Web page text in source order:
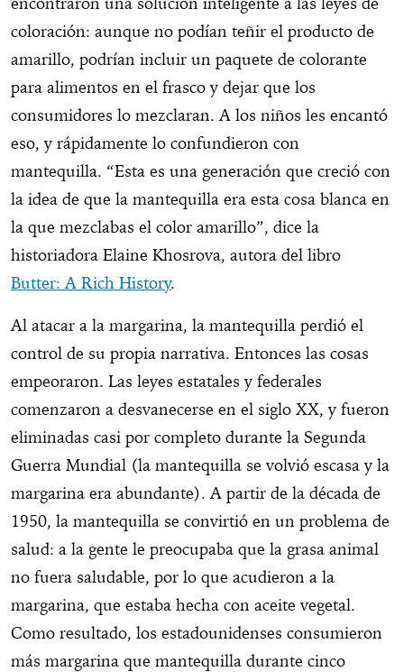
coloración: aunque no podían teñir el producto de
amarillo, podrían incluir un paquete de colorante
para alimentos en el frasco y dejar que los
consumidores lo mezclaran. A los niños les encantó
eso, y rápidamente lo confundieron con
mantequilla. “Esta es una generación que creció con
la idea de que la mantequilla era esta cosa blanca en
la que mezclabas el color amarillo”, dice la
historiadora Elaine Khosrova, autora del libro
Butter: A Rich History.
Al atacar a la margarina, la mantequilla perdió el
control de su propia narrativa. Entonces las cosas
empeoraron. Las leyes estatales y federales
comenzaron a desvanecerse en el siglo XX, y fueron
eliminadas casi por completo durante la Segunda
Guerra Mundial (la mantequilla se volvió escasa y la
margarina era abundante). A partir de la década de
1950, la mantequilla se convirtió en un problema de
salud: a la gente le preocupaba que la grasa animal
no fuera saludable, por lo que acudieron a la
margarina, que estaba hecha con aceite vegetal.
Como resultado, los estadounidenses consumieron
más margarina que mantequilla durante cinco